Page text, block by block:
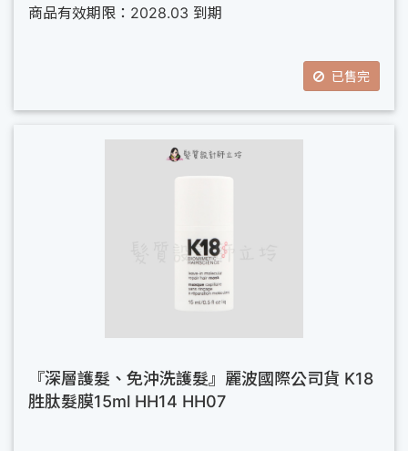
商品有效期限：2028.03 到期
已售完
『深層護髮、免沖洗護髮』麗波國際公司貨 K18
胜肽髮膜15ml HH14 HH07